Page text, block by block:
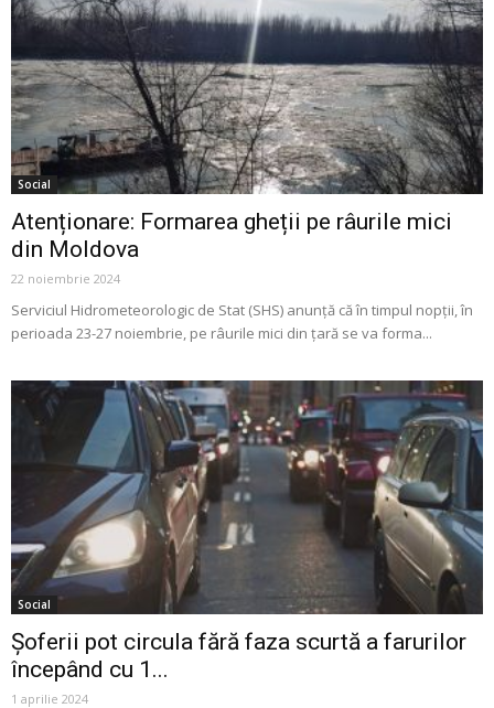
Social
Atenționare: Formarea gheții pe râurile mici
din Moldova
22 noiembrie 2024
Serviciul Hidrometeorologic de Stat (SHS) anunță că în timpul nopții, în
perioada 23-27 noiembrie, pe râurile mici din țară se va forma...
Social
Șoferii pot circula fără faza scurtă a farurilor
începând cu 1...
1 aprilie 2024